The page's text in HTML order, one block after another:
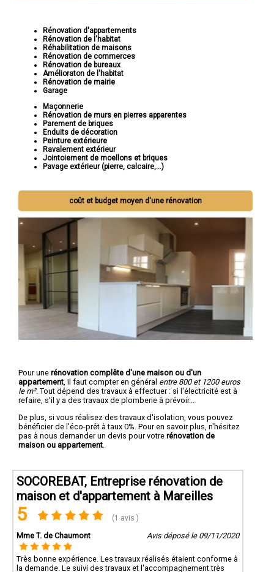
Rénovation d'appartements
Rénovation de l'habitat
Réhabilitation de maisons
Rénovation de commerces
Rénovation de bureaux
Amélioraton de l'habitat
Rénovation de mairie
Garage
Maçonnerie
Rénovation de murs en pierres apparentes
Parement de briques
Enduits de décoration
Peinture extérieure
Ravalement extérieur
Jointoiement de moellons et briques
Pavage extérieur (pierre, calcaire,...)
coût et budget moyen d'une rénovation
Pour une rénovation complête d'une maison ou d'un
appartement , il faut compter en général entre 800 et 1200 euros
le m². Tout dépend des travaux à effectuer : si l'électricité est à
refaire, s'il y a des travaux de plomberie à prévoir...
De plus, si vous réalisez des travaux d'isolation, vous pouvez
bénéficier de l'éco-prêt à taux 0%. Pour en savoir plus, n'hésitez
pas à nous demander un devis pour votre rénovation de
maison ou appartement
SOCOREBAT, Entreprise rénovation de
maison et d'appartement à Mareilles
5 (1 avis )
Mme T. de Chaumont Avis déposé le 09/11/2020
Très bonne expérience. Les travaux réalisés étaient conforme à
la demande. Le suivi des travaux et l'accompagnement très